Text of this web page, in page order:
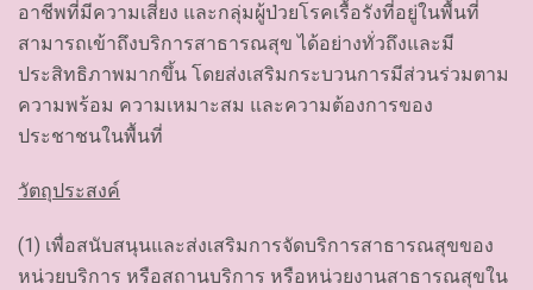
อาชีพที่มีความเสี่ยง และกลุ่มผู้ป่วยโรคเรื้อรังที่อยู่ในพื้นที่
สามารถเข้าถึงบริการสาธารณสุข ได้อย่างทั่วถึงและมี
ประสิทธิภาพมากขึ้น โดยส่งเสริมกระบวนการมีส่วนร่วมตาม
ความพร้อม ความเหมาะสม และความต้องการของ
ประชาชนในพื้นที่
วัตถุประสงค์
(1) เพื่อสนับสนุนและส่งเสริมการจัดบริการสาธารณสุขของ
หน่วยบริการ หรือสถานบริการ หรือหน่วยงานสาธารณสุขใน